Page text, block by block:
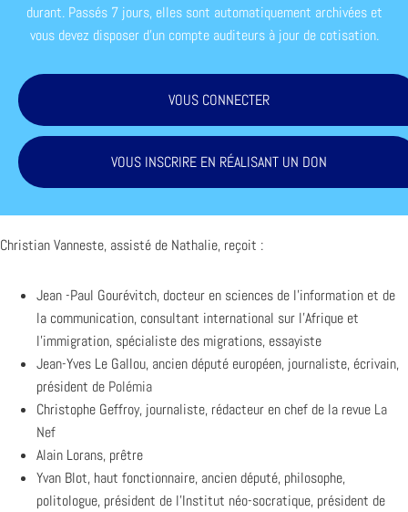
durant. Passés 7 jours, elles sont automatiquement archivées et
vous devez disposer d'un compte auditeurs à jour de cotisation.
VOUS CONNECTER
VOUS INSCRIRE EN RÉALISANT UN DON
Christian Vanneste, assisté de Nathalie, reçoit :
Jean -Paul Gourévitch, docteur en sciences de l’information et de
la communication, consultant international sur l’Afrique et
l’immigration, spécialiste des migrations, essayiste
Jean-Yves Le Gallou, ancien député européen, journaliste, écrivain,
président de Polémia
Christophe Geffroy, journaliste, rédacteur en chef de la revue La
Nef
Alain Lorans, prêtre
Yvan Blot, haut fonctionnaire, ancien député, philosophe,
politologue, président de l’Institut néo-socratique, président de